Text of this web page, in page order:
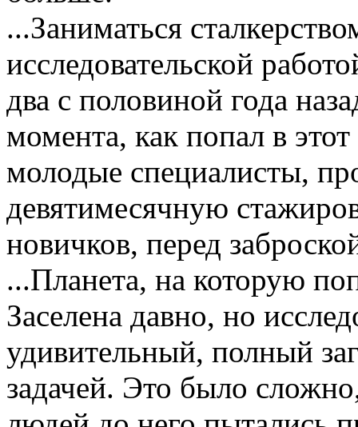
...Заниматься
исследовательской
два с половиной года
момента, как попал в
молодые специалисты,
девятимесячную
новичков, перед
...Планета, на которую
Заселена давно, но
удивительный, полный
задачей. Это было